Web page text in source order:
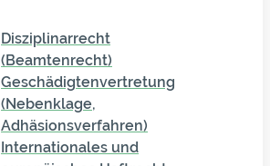
Disziplinarrecht
(Beamtenrecht)
Geschädigtenvertretung
(Nebenklage,
Adhäsionsverfahren)
Internationales und